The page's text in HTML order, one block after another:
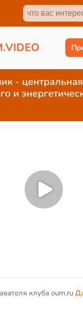
.VIDEO
-
и
клуба oum.ru